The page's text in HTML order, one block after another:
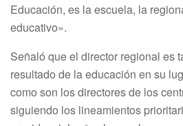
Educación, es la escuela, la
educativo».
Señaló que el director regional es
resultado de la educación en su
como son los directores de los
siguiendo los lineamientos